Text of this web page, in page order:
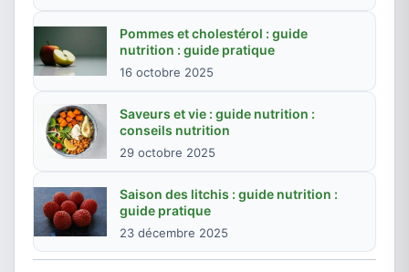
Pommes et cholestérol : guide
nutrition : guide pratique
16 octobre 2025
Saveurs et vie : guide nutrition :
conseils nutrition
29 octobre 2025
Saison des litchis : guide nutrition :
guide pratique
23 décembre 2025